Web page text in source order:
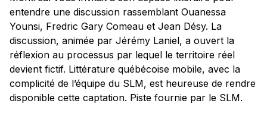
entendre une discussion rassemblant Ouanessa
Younsi, Fredric Gary Comeau et Jean Désy. La
discussion, animée par Jérémy Laniel, a ouvert la
réflexion au processus par lequel le territoire réel
devient fictif. Littérature québécoise mobile, avec la
complicité de l’équipe du SLM, est heureuse de rendre
disponible cette captation. Piste fournie par le SLM.